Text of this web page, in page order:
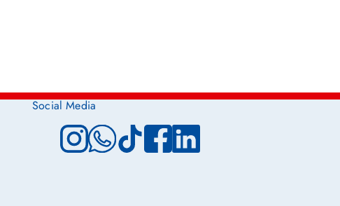
Social Media
InstagramWhatsApp
TikTokFacebook